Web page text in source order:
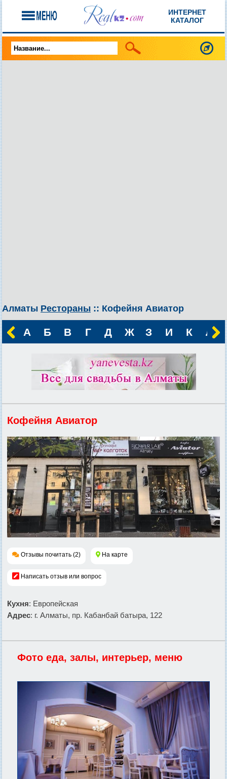
ИНТЕРНЕТ
КАТАЛОГ
Алматы Рестораны :: Кофейня Авиатор
А Б В Г Д Ж З И К Л
Кофейня Авиатор
Отзывы почитать (2) На карте
Написать отзыв или вопрос
Кухня: Европейская
Адрес: г. Алматы, пр. Кабанбай батыра, 122
Фото еда, залы, интерьер, меню